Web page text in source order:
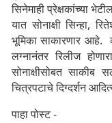
सिनेमाही प्रेक्षकांच्या
यात सोनाक्षी सिन्हा,
भूमिका साकारणार
लग्नानंतर रिलीज
सोनाक्षीसोबत
चित्रपटाचे दिग्दर्शन
पाहा पोस्ट -